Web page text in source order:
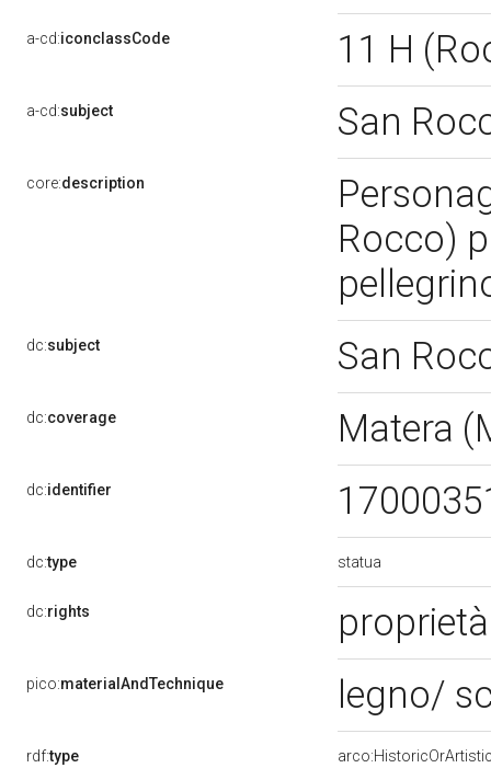
a-cd:iconclassCode 11 H
a-cd:subject San
core:description
Rocco)
dc:subject San
dc:coverage Matera
dc:identifier
dc:type statua
dc:rights
pico:materialAndTechnique legno/
rdf:type